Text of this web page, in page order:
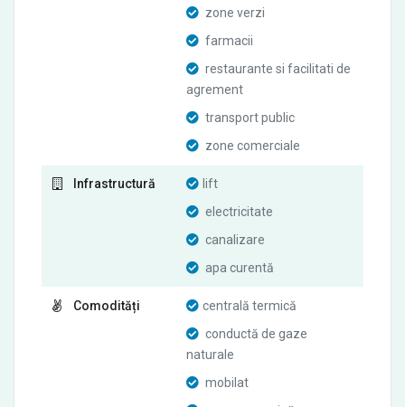
zone verzi
farmacii
restaurante si facilitati de
agrement
transport public
zone comerciale
Infrastructură
lift
electricitate
canalizare
apa curentă
Comodități
centrală termică
conductă de gaze
naturale
mobilat